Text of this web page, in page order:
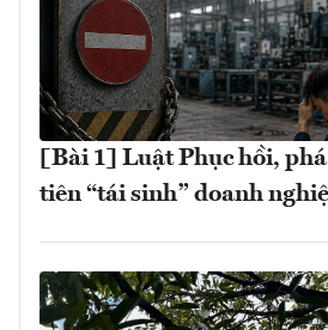
[Bài 1] Luật Phục hồi,
tiên “tái sinh” doanh